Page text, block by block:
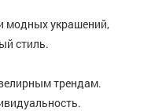
модных украшений,
стиль.
трендам.